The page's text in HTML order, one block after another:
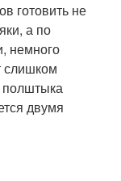
готовить не
а по
немного
слишком
полштыка
двумя